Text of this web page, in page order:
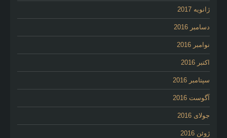
ژانویه 2017
دسامبر 2016
نوامبر 2016
اکتبر 2016
سپتامبر 2016
آگوست 2016
جولای 2016
ژوئن 2016